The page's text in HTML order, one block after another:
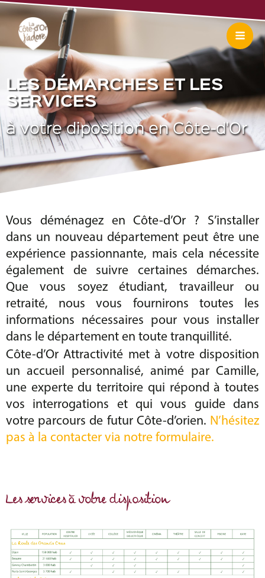
Aller
contenu
LES DÉMARCHES ET LES
SERVICES
à votre diposition en Côte-d'Or
Vous déménagez en Côte-d’Or ? S’installer
dans un nouveau département peut être une
expérience passionnante, mais cela nécessite
également de suivre certaines démarches.
Que vous soyez étudiant, travailleur ou
retraité, nous vous fournirons toutes les
informations nécessaires pour vous installer
dans le département en toute tranquillité.
Côte-d’Or Attractivité met à votre disposition
un accueil personnalisé, animé par Camille,
une experte du territoire qui répond à toutes
vos interrogations et qui vous guide dans
votre parcours de futur Côte-d’orien. N’hésitez
pas à la contacter via notre formulaire.
Les services à votre disposition